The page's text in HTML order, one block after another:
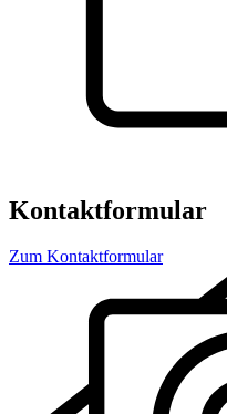
Kontaktformular
Zum Kontaktformular